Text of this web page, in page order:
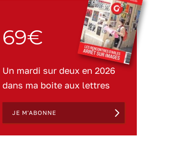
69€
Un mardi sur deux en 2026
dans ma boite aux lettres
JE M'ABONNE